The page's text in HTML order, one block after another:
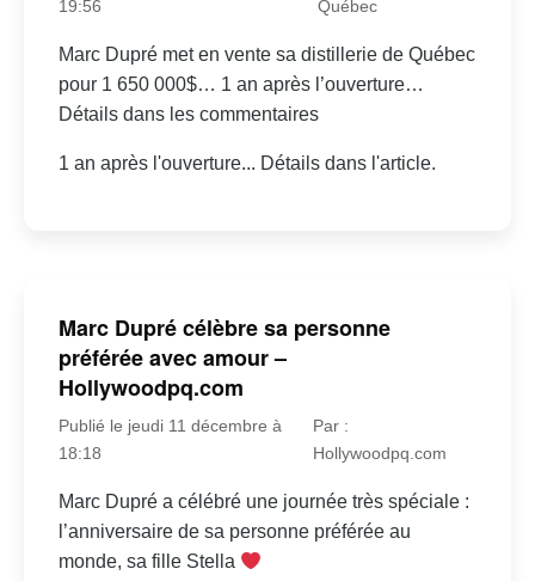
19:56 Québec
Marc Dupré met en vente sa distillerie de Québec
pour 1 650 000$… 1 an après l’ouverture…
Détails dans les commentaires
1 an après l'ouverture... Détails dans l'article.
Marc Dupré célèbre sa personne
préférée avec amour –
Hollywoodpq.com
Publié le jeudi 11 décembre à
18:18
Par :
Hollywoodpq.com
Marc Dupré a célébré une journée très spéciale :
l’anniversaire de sa personne préférée au
monde, sa fille Stella